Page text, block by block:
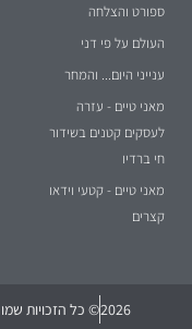
ספורט והצלחה
העולם על פי דני
ענייני היום... והמחר
מאני טיים - עזרה
לעסקים קטנים בשידור
חי ברדיו
מאני טיים - קטעי וידאו
קצרים
2026© כל הזכויות